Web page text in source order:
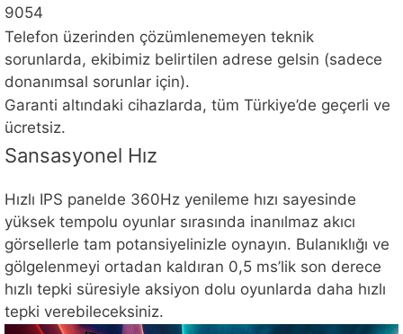
9054
Telefon üzerinden çözümlenemeyen teknik
sorunlarda, ekibimiz belirtilen adrese gelsin (sadece
donanımsal sorunlar için).
Garanti altındaki cihazlarda, tüm Türkiye’de geçerli ve
ücretsiz.
Sansasyonel Hız
Hızlı IPS panelde 360Hz yenileme hızı sayesinde
yüksek tempolu oyunlar sırasında inanılmaz akıcı
görsellerle tam potansiyelinizle oynayın. Bulanıklığı ve
gölgelenmeyi ortadan kaldıran 0,5 ms’lik son derece
hızlı tepki süresiyle aksiyon dolu oyunlarda daha hızlı
tepki verebileceksiniz.